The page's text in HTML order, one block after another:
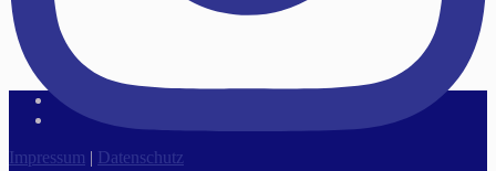
Impressum | Datenschutz